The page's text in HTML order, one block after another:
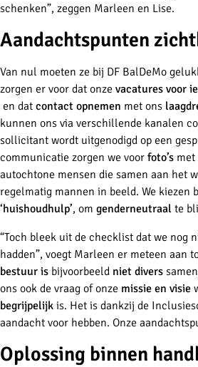
schenken”, zeggen Marleen en Lise.
Aandachtspunten
Van nul moeten ze bij DF BalDeMo
zorgen er voor dat onze vacatures voor
en dat contact opnemen met ons
kunnen ons via verschillende kanalen
sollicitant wordt uitgenodigd op een
communicatie zorgen we voor foto’s
autochtone mensen die samen aan het
regelmatig mannen in beeld. We kiezen
‘huishoudhulp’, om genderneutraal te
“Toch bleek uit de checklist dat we nog
hadden”, voegt Marleen er meteen aan
bestuur is bijvoorbeeld niet divers
ons ook de vraag of onze missie en visie
begrijpelijk is. Het is dankzij de
aandacht voor hebben. Onze
Oplossing binnen